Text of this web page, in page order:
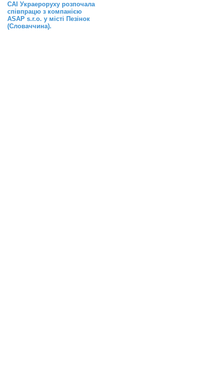
САІ Украероруху розпочала
співпрацю з компанією
ASAP s.r.o. у місті Пезінок
(Словаччина).